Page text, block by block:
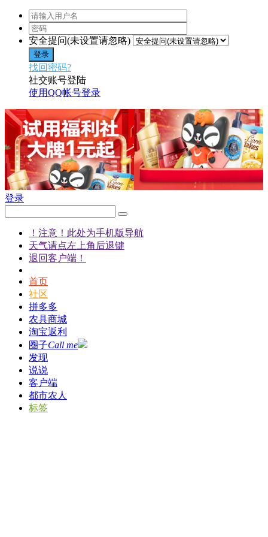
安全提问(未设置请忽略)
登录
找回密码?
社交账号登陆
使用QQ帐号登录
登录
！注意！此处为手机版导航
天气请点左上角后退键
退回客户端！
首页
社区
拼多多
农具商城
淘宝返利
圈子Call me
发现
说说
客户端
都市农人
标签